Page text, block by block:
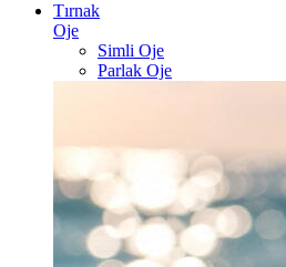
Tırnak
Oje
Simli Oje
Parlak Oje